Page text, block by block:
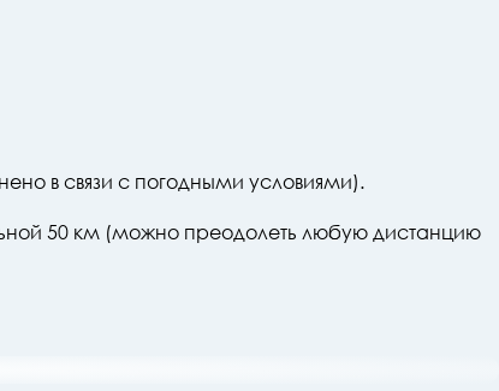
в связи с погодными условиями).
50 км (можно преодолеть любую дистанцию